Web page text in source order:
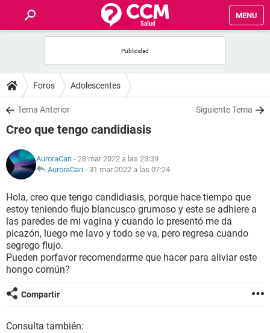
MENU
FOROS
SALUD
FAMILIA
NUTRICIÓN
BIENESTAR
SEXUALIDAD
GLOSARIO
Foros Adolescentes
Tema Anterior Siguiente Tema
Creo que tengo candidiasis
AuroraCari - 28 mar 2022 a las 23:39
AuroraCari - 31 mar 2022 a las 07:24
Hola, creo que tengo candidiasis, porque hace tiempo que
estoy teniendo flujo blancusco grumoso y este se adhiere a
las paredes de mi vagina y cuando lo presentó me da
picazón, luego me lavo y todo se va, pero regresa cuando
segrego flujo.
Pueden porfavor recomendarme que hacer para aliviar este
hongo común?
Compartir
Consulta también: